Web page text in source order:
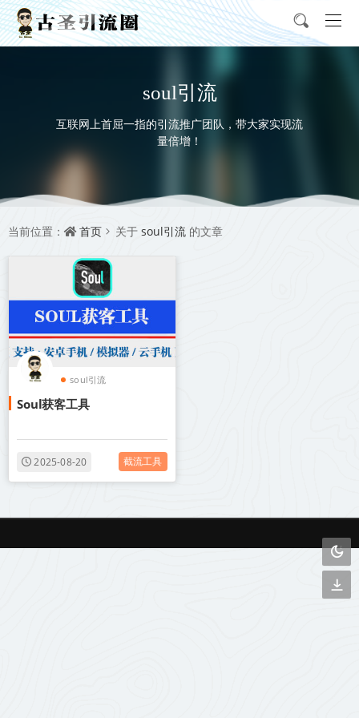
soul引流
互联网上首屈一指的引流推广团队，带大家实现流
量倍增！
当前位置： 首页 关于 soul引流 的文章
soul引流
Soul获客工具
2025-08-20 截流工具